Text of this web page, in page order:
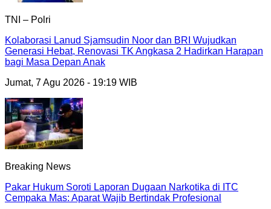
TNI – Polri
Kolaborasi Lanud Sjamsudin Noor dan BRI Wujudkan
Generasi Hebat, Renovasi TK Angkasa 2 Hadirkan Harapan
bagi Masa Depan Anak
Jumat, 7 Agu 2026 - 19:19 WIB
Breaking News
Pakar Hukum Soroti Laporan Dugaan Narkotika di ITC
Cempaka Mas: Aparat Wajib Bertindak Profesional